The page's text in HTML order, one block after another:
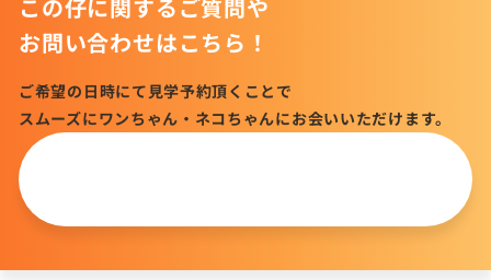
この仔に関するご質問や
お問い合わせはこちら！
ご希望の日時にて見学予約頂くことで
スムーズにワンちゃん・ネコちゃんにお会いいただけます。